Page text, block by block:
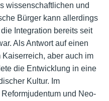
wissenschaftlichen und
Bürger kann allerdings
Integration bereits seit
Als Antwort auf einen
aber auch im
die Entwicklung in eine
Kultur. Im
und Neo-